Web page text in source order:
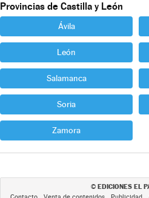
Provincias de Castilla y León
Ávila
León
Salamanca
Soria
Zamora
© EDICIONES EL